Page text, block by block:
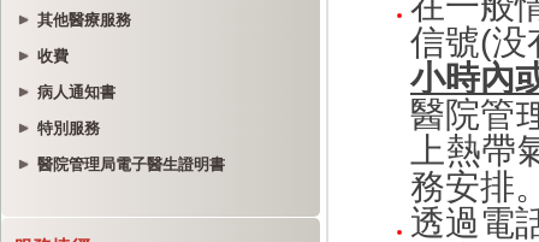
其他醫療服務
收費
病人通知書
特別服務
醫院管理局電子醫生證明書